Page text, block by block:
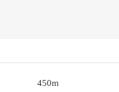
450m